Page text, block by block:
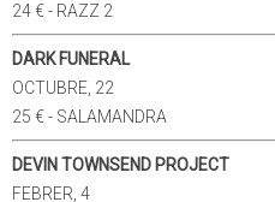
24 € - RAZZ 2
DARK FUNERAL
OCTUBRE, 22
25 € - SALAMANDRA
DEVIN TOWNSEND PROJECT
FEBRER, 4